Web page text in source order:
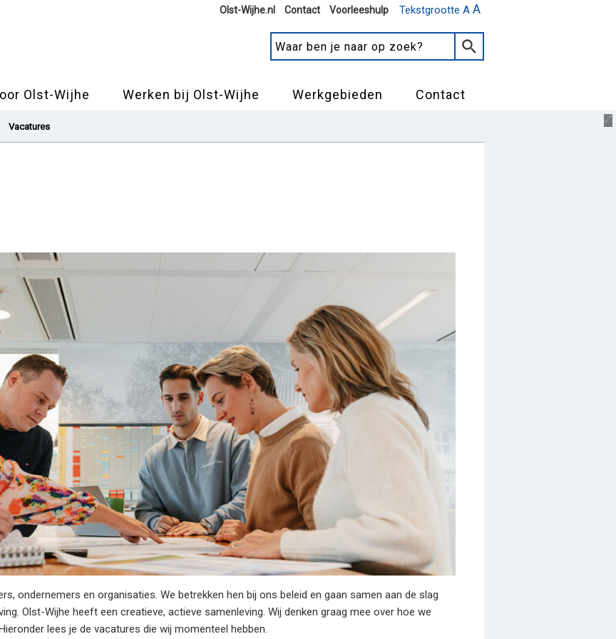
Tekstgrootte A A
Olst-Wijhe.nl Contact Voorleeshulp
Olst-Wijhe Werken bij Olst-Wijhe Werkgebieden Contact
Vacatures
ondernemers en organisaties. We betrekken hen bij ons beleid en gaan samen aan de slag
Olst-Wijhe heeft een creatieve, actieve samenleving. Wij denken graag mee over hoe we
lees je de vacatures die wij momenteel hebben.